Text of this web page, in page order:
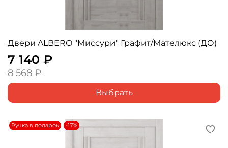
Двери ALBERO "Миссури" Графит/Мателюкс (ДО)
7 140 ₽
8 568 ₽
Выбрать
Ручка в подарок -17%